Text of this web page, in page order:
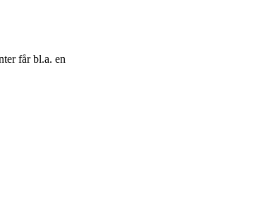
får bl.a. en